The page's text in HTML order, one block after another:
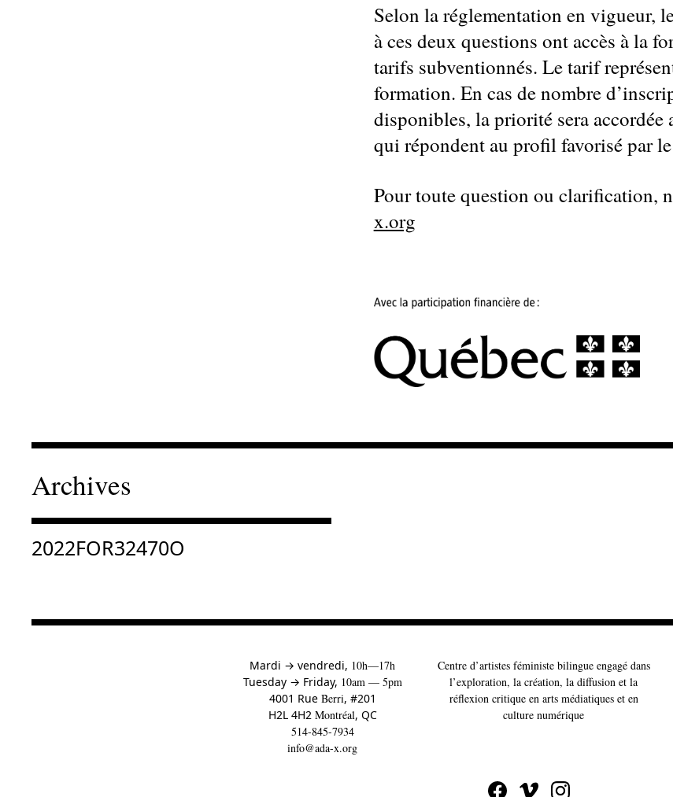
Selon la réglementation en vigueur,
à ces deux questions ont accès à la
tarifs subventionnés. Le tarif
formation. En cas de nombre
disponibles, la priorité sera accordée
qui répondent au profil favorisé par
Pour toute question ou clarification,
x.org
Archives
2022FOR32470O
Mardi → àvendredi, 10h—17h
Tuesday →toFriday, 10am — 5pm
4001 RueBerri, #201
H2L 4H2Montréal, QC
514-845-7934
info@ada-x.org
Centre d’artistes féministe bilingue engagé dans
l’exploration, la création, la diffusion et la
réflexion critique en arts médiatiques et en
culture numérique